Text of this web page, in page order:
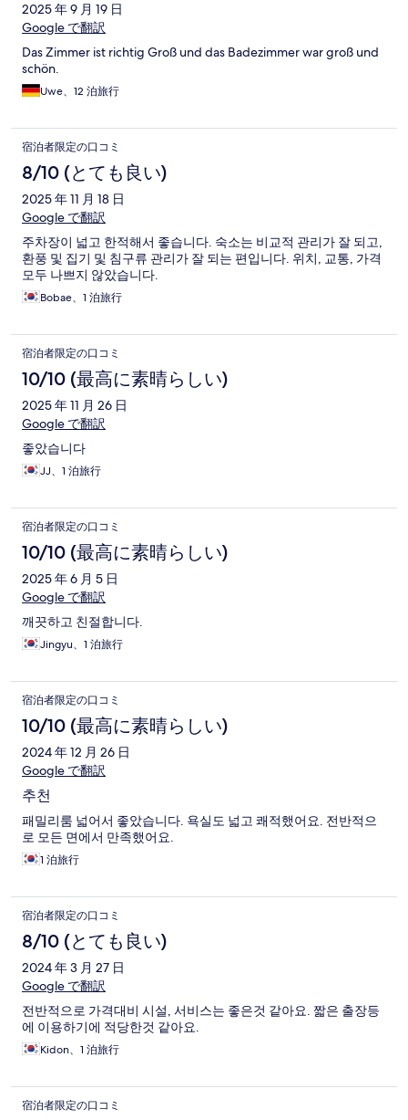
2025 年 9 月 19 日
Google で翻訳
Das Zimmer ist richtig Groß und das Badezimmer war groß und
schön.
Uwe、12 泊旅行
宿泊者限定の口コミ
8/10 (とても良い)
2025 年 11 月 18 日
Google で翻訳
주차장이 넓고 한적해서 좋습니다. 숙소는 비교적 관리가 잘 되고,
환풍 및 집기 및 침구류 관리가 잘 되는 편입니다. 위치, 교통, 가격
모두 나쁘지 않았습니다.
Bobae、1 泊旅行
宿泊者限定の口コミ
10/10 (最高に素晴らしい)
2025 年 11 月 26 日
Google で翻訳
좋았습니다
JJ、1 泊旅行
宿泊者限定の口コミ
10/10 (最高に素晴らしい)
2025 年 6 月 5 日
Google で翻訳
깨끗하고 친절합니다.
Jingyu、1 泊旅行
宿泊者限定の口コミ
10/10 (最高に素晴らしい)
2024 年 12 月 26 日
Google で翻訳
추천
패밀리룸 넓어서 좋았습니다. 욕실도 넓고 쾌적했어요. 전반적으
로 모든 면에서 만족했어요.
1 泊旅行
宿泊者限定の口コミ
8/10 (とても良い)
2024 年 3 月 27 日
Google で翻訳
전반적으로 가격대비 시설, 서비스는 좋은것 같아요. 짧은 출장등
에 이용하기에 적당한것 같아요.
Kidon、1 泊旅行
宿泊者限定の口コミ